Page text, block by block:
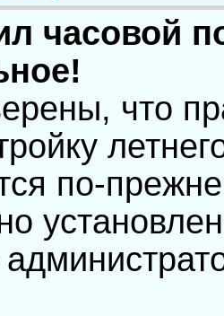
часовой
что
по-